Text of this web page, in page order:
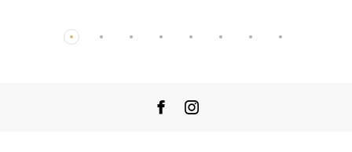
FacebookInstagram